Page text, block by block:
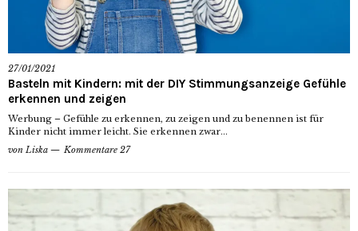
27/01/2021
Basteln mit Kindern: mit der DIY Stimmungsanzeige Gefühle
erkennen und zeigen
Werbung – Gefühle zu erkennen, zu zeigen und zu benennen ist für
Kinder nicht immer leicht. Sie erkennen zwar...
von Liska Kommentare 27